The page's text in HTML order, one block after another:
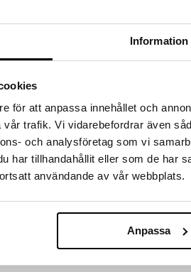
Information
för att anpassa innehållet och
trafik. Vi vidarebefordrar även
och analysföretag som vi
har tillhandahållit eller som de har
användande av vår webbplats.
Anpassa
husdjur och behöver din hjälp! Ta hand
frusen och kall. Torka först bort lera med
så klär du på den med de medföljande
ditt nya husdjurs alla roliga